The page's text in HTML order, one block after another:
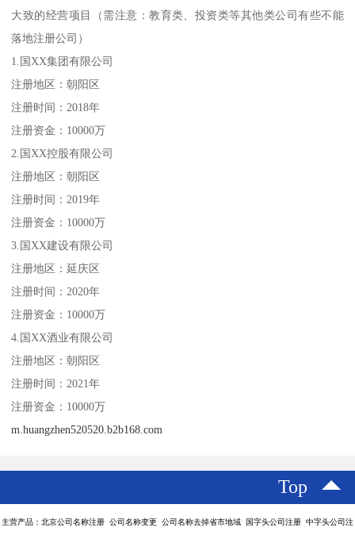
大致的经营项目（需注意：教育类、投资类等其他类公司有些不能
落地注册公司）
1.国XX集团有限公司
注册地区：朝阳区
注册时间：2018年
注册资金：10000万
2.国XX控股有限公司
注册地区：朝阳区
注册时间：2019年
注册资金：10000万
3.国XX建设有限公司
注册地区：延庆区
注册时间：2020年
注册资金：10000万
4.国XX酒业有限公司
注册地区：朝阳区
注册时间：2021年
注册资金：10000万
m.huangzhen520520.b2b168.com
Top
主营产品：北京公司名称注册 公司名称变更 公司名称去掉省市地域 国字头公司注册 中字头公司注